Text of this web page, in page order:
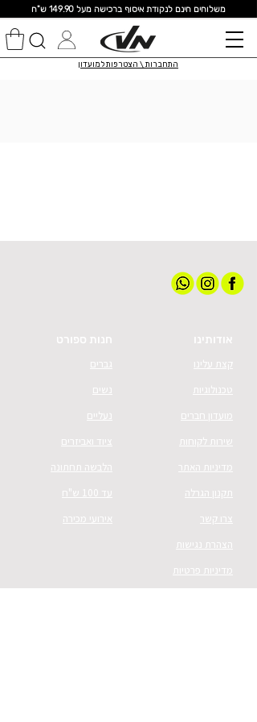
משלוחים חינם לנקודת איסוף ברכישה מעל 149.90 ש"ח
התחברות \ הצטרפות למועדון
אודותינו
חנות ספורט
קצת עלינו
טכנולוגיות
מועדון חברים
שירות לקוחות
מדיניות האתר
תקנון הגרלה
צרו קשר
הצהרת נגישות
מדיניות פרטיות
גברים
נשים
נעליים
ציוד ואביזרים
הלבשה תחתונה
עד 100 ש"ח
אירועי מכירה